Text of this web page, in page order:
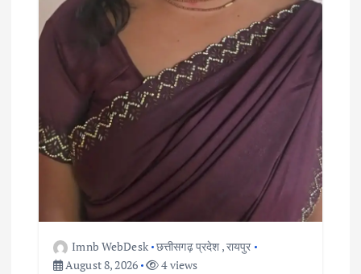
Imnb WebDesk छत्तीसगढ़ प्रदेश ,रायपुर
August 8, 2026
4 views